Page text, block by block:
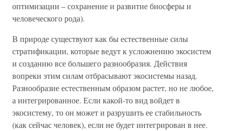
оптимизации – сохранение и развитие биосферы и
человеческого рода).
В природе существуют как бы естественные силы
стратификации, которые ведут к усложнению экосистем
и созданию все большего разнообразия. Действия
вопреки этим силам отбрасывают экосистемы назад.
Разнообразие естественным образом растет, но не любое,
а интегрированное. Если какой-то вид войдет в
экосистему, то он может и разрушить ее стабильность
(как сейчас человек), если не будет интегрирован в нее.